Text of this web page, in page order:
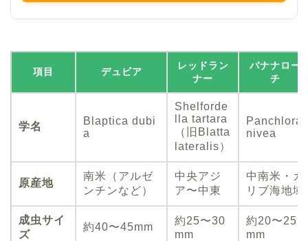
項目 デュビア
レッドラン
ナー
バナナロー
チ
学名
Blaptica dubi
a
Shelforde
lla tartara
（旧Blatta
lateralis）
Panchlora
nivea
原産地
南米（アルゼ
ンチンなど）
中央アジ
ア〜中東
中南米・カ
リブ海地域
成虫サイ
ズ
約40〜45mm
約25〜30
mm
約20〜25
mm